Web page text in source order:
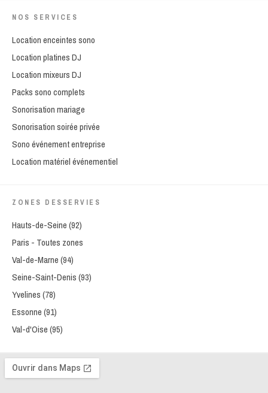
NOS SERVICES
Location enceintes sono
Location platines DJ
Location mixeurs DJ
Packs sono complets
Sonorisation mariage
Sonorisation soirée privée
Sono événement entreprise
Location matériel événementiel
ZONES DESSERVIES
Hauts-de-Seine (92)
Paris - Toutes zones
Val-de-Marne (94)
Seine-Saint-Denis (93)
Yvelines (78)
Essonne (91)
Val-d'Oise (95)